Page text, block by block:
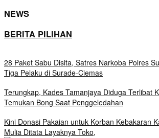
NEWS
BERITA PILIHAN
28 Paket Sabu Disita, Satres Narkoba Polres
Tiga Pelaku di Surade-Ciemas
Terungkap, Kades Tamanjaya Diduga Terlibat
Temukan Bong Saat Penggeledahan
Kini Donasi Pakaian untuk Korban Kebakaran
Mulia Ditata Layaknya Toko,